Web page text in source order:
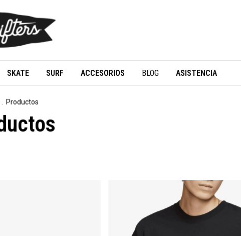
SKATE SURF ACCESORIOS BLOG ASISTENCIA
Productos